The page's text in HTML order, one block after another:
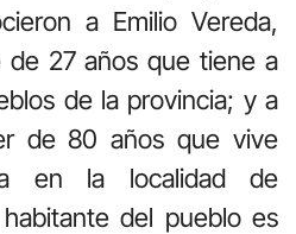
a Emilio Vereda,
de 27 años que tiene a
de la provincia; y a
de 80 años que vive
en la localidad de
del pueblo es